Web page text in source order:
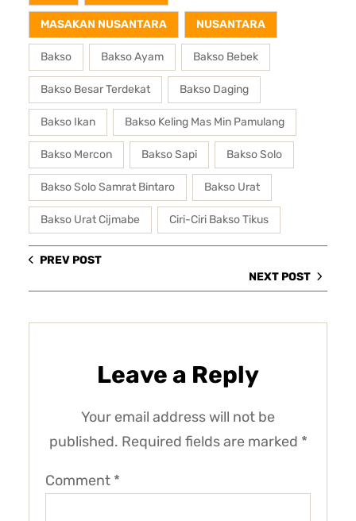
MASAKAN NUSANTARA NUSANTARA
Bakso Bakso Ayam Bakso Bebek
Bakso Besar Terdekat Bakso Daging
Bakso Ikan Bakso Keling Mas Min Pamulang
Bakso Mercon Bakso Sapi Bakso Solo
Bakso Solo Samrat Bintaro Bakso Urat
Bakso Urat Cijmabe Ciri-Ciri Bakso Tikus
PREV POST
NEXT POST
Leave a Reply
Your email address will not be
published. Required fields are marked *
Comment *